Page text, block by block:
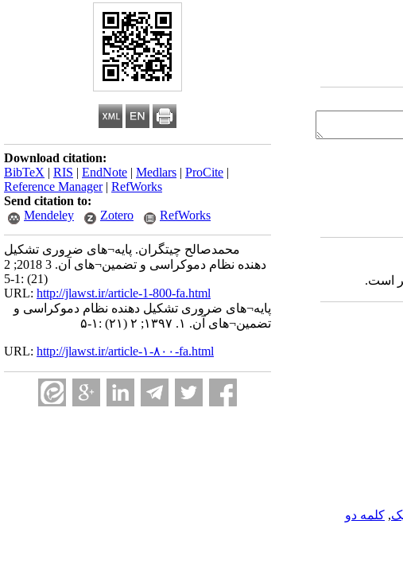
Download citation:
BibTeX | RIS | EndNote | Medlars | ProCite |
Reference Manager| RefWorks
Send citation to:
Mendeley
Zotero RefWorks
محمدصالح چیتگران. پایه¬های ضروری تشکیل
دهنده نظام دموکراسی و تضمین¬های آن. 3 2018; 2
(21) :1-5
URL: http://jlawst.ir/article-1-800-fa.html
پایه¬های ضروری تشکیل دهنده نظام دموکراسی و
تضمین¬های آن. ۱. ۱۳۹۷; ۲ (۲۱) :۱-۵
URL: http://jlawst.ir/article-۱-۸۰۰-fa.html
است.
, کلمه دو